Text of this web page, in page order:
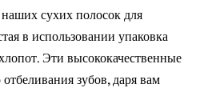
сухих полосок для
в использовании упаковка
Эти высококачественные
зубов, даря вам